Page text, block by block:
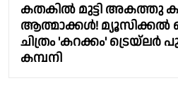
കതകിൽ മുട്ടി അകത്തു
ആത്മാക്കൾ!
ചിത്രം 'കറക്കം' ട്രെയ്‌ലർ
കമ്പനി